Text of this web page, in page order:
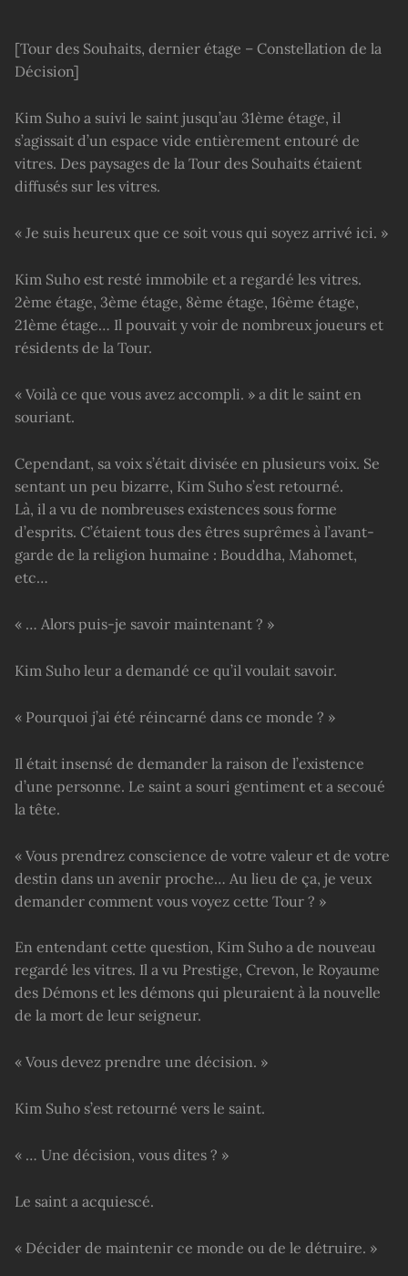
[Tour des Souhaits, dernier étage – Constellation de la
Décision]
Kim Suho a suivi le saint jusqu’au 31ème étage, il
s’agissait d’un espace vide entièrement entouré de
vitres. Des paysages de la Tour des Souhaits étaient
diffusés sur les vitres.
« Je suis heureux que ce soit vous qui soyez arrivé ici. »
Kim Suho est resté immobile et a regardé les vitres.
2ème étage, 3ème étage, 8ème étage, 16ème étage,
21ème étage… Il pouvait y voir de nombreux joueurs et
résidents de la Tour.
« Voilà ce que vous avez accompli. » a dit le saint en
souriant.
Cependant, sa voix s’était divisée en plusieurs voix. Se
sentant un peu bizarre, Kim Suho s’est retourné.
Là, il a vu de nombreuses existences sous forme
d’esprits. C’étaient tous des êtres suprêmes à l’avant-
garde de la religion humaine : Bouddha, Mahomet,
etc…
« … Alors puis-je savoir maintenant ? »
Kim Suho leur a demandé ce qu’il voulait savoir.
« Pourquoi j’ai été réincarné dans ce monde ? »
Il était insensé de demander la raison de l’existence
d’une personne. Le saint a souri gentiment et a secoué
la tête.
« Vous prendrez conscience de votre valeur et de votre
destin dans un avenir proche… Au lieu de ça, je veux
demander comment vous voyez cette Tour ? »
En entendant cette question, Kim Suho a de nouveau
regardé les vitres. Il a vu Prestige, Crevon, le Royaume
des Démons et les démons qui pleuraient à la nouvelle
de la mort de leur seigneur.
« Vous devez prendre une décision. »
Kim Suho s’est retourné vers le saint.
« … Une décision, vous dites ? »
Le saint a acquiescé.
« Décider de maintenir ce monde ou de le détruire. »